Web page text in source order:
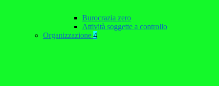
Burocrazia zero
Attività soggette a controllo
Organizzazione 4